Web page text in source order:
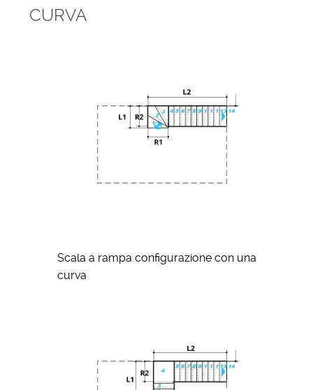
CURVA
Scala a rampa configurazione con una
curva